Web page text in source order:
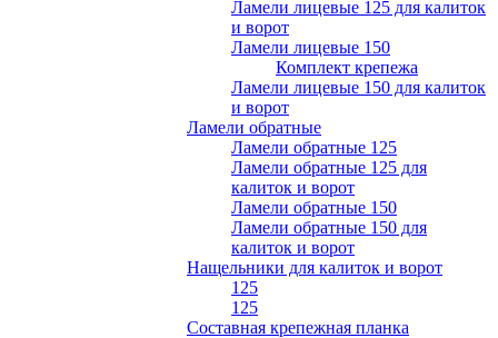
Ламели лицевые 125 для калиток
и ворот
Ламели лицевые 150
Комплект крепежа
Ламели лицевые 150 для калиток
и ворот
Ламели обратные
Ламели обратные 125
Ламели обратные 125 для
калиток и ворот
Ламели обратные 150
Ламели обратные 150 для
калиток и ворот
Нащельники для калиток и ворот
125
125
Составная крепежная планка